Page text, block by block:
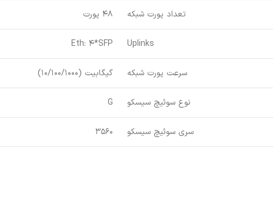
تعداد پورت شبکه 48 پورت
Uplinks
Eth: 4*SFP
سرعت پورت شبکه گیگابیت (10/100/1000)
نوع سوئیچ سیسکو G
سری سوئیچ سیسکو 3560